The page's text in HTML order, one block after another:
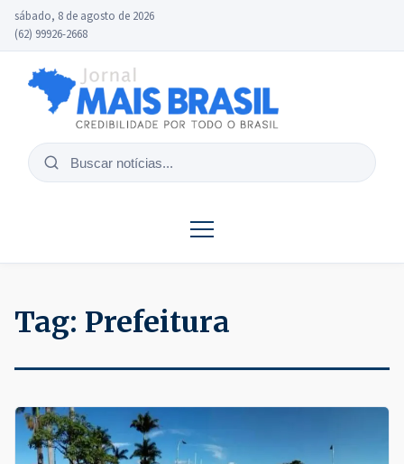
sábado, 8 de agosto de 2026
(62) 99926-2668
Buscar
Tag: Prefeitura